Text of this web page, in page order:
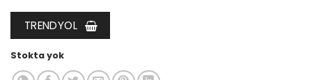
TRENDYOL
Stokta yok